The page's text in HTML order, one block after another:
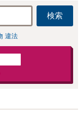
検索
違法